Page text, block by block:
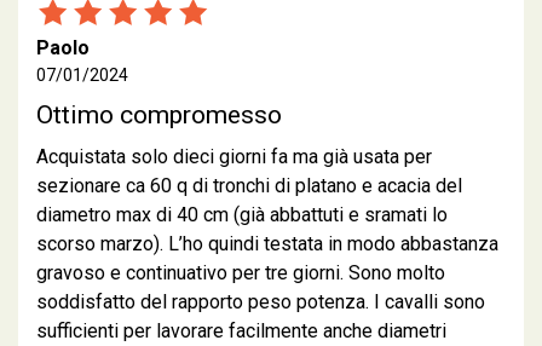
Paolo
07/01/2024
Ottimo compromesso
Acquistata solo dieci giorni fa ma già usata per
sezionare ca 60 q di tronchi di platano e acacia del
diametro max di 40 cm (già abbattuti e sramati lo
scorso marzo). L’ho quindi testata in modo abbastanza
gravoso e continuativo per tre giorni. Sono molto
soddisfatto del rapporto peso potenza. I cavalli sono
sufficienti per lavorare facilmente anche diametri